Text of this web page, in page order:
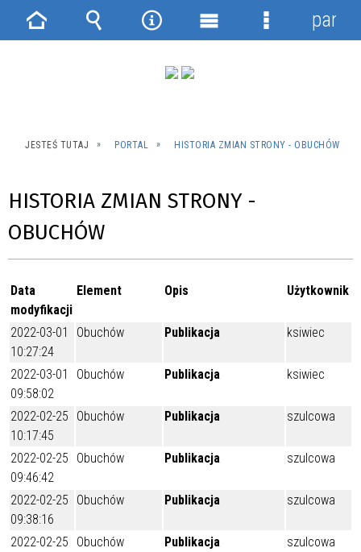
JESTEŚ TUTAJ PORTAL HISTORIA ZMIAN STRONY - OBUCHÓW
HISTORIA ZMIAN STRONY -
OBUCHÓW
Data
modyfikacji
Element Opis Użytkownik
2022-03-01
10:27:24
Obuchów Publikacja ksiwiec
2022-03-01
09:58:02
Obuchów Publikacja ksiwiec
2022-02-25
10:17:45
Obuchów Publikacja szulcowa
2022-02-25
09:46:42
Obuchów Publikacja szulcowa
2022-02-25
09:38:16
Obuchów Publikacja szulcowa
2022-02-25
Obuchów Publikacja szulcowa
Strona Wyszukiwarka
NarzędziaMenu
Menu
panel